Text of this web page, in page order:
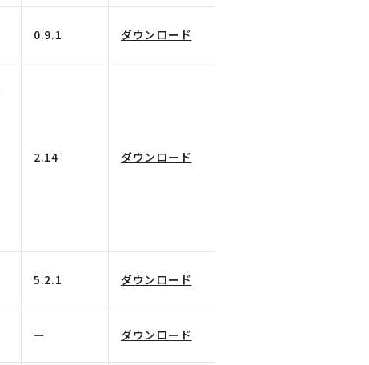
0.9.1 ダウンロード
2.14 ダウンロード
5.2.1 ダウンロード
ー ダウンロード